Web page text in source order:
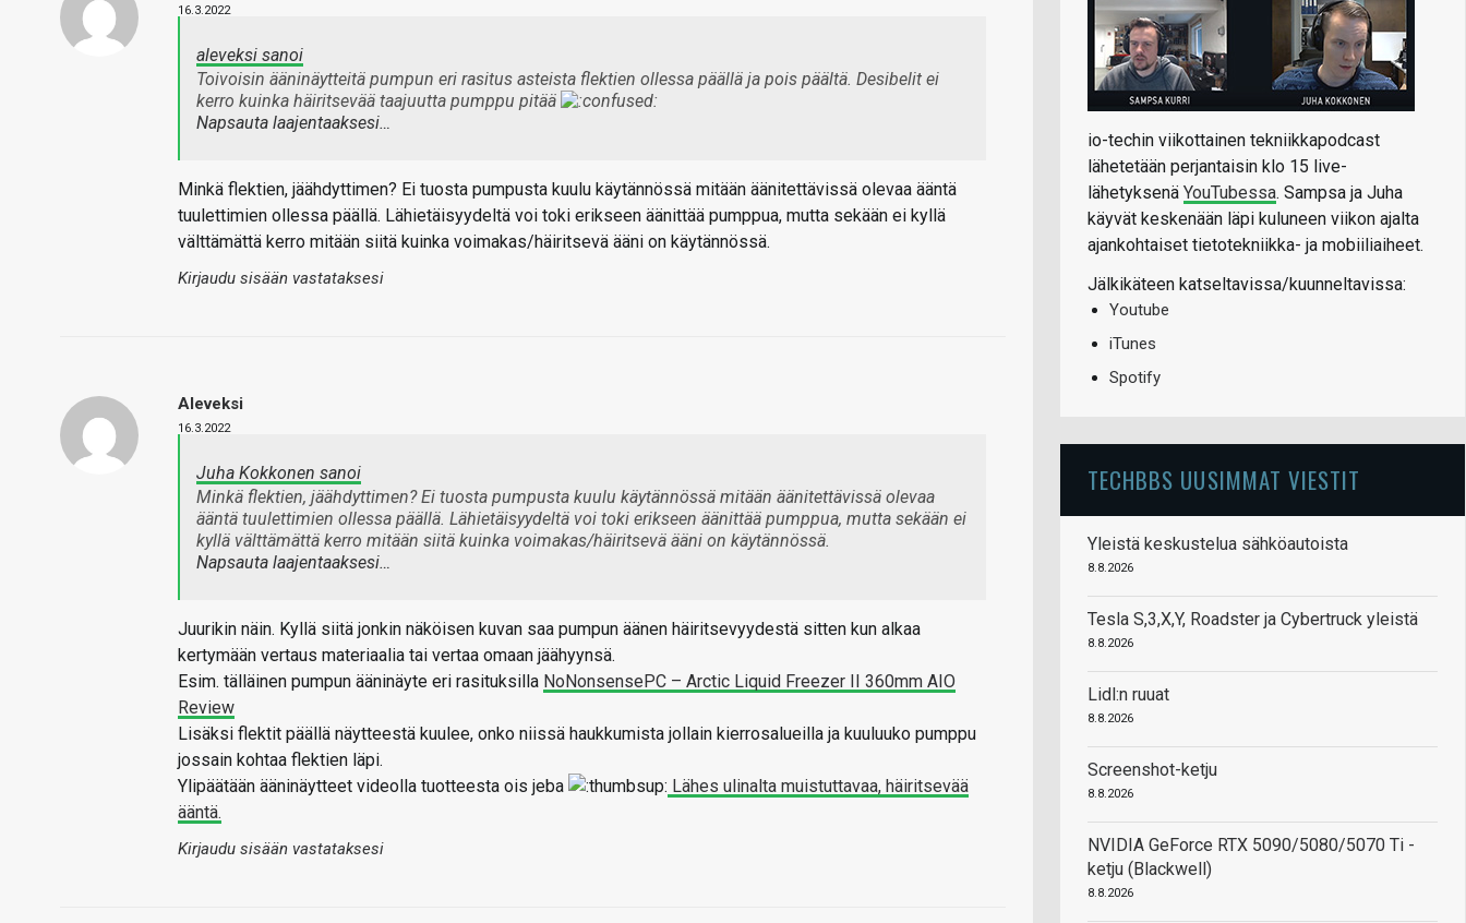
16.3.2022
aleveksi sanoi
Toivoisin ääninäytteitä pumpun eri rasitus asteista flektien ollessa päällä ja pois päältä. Desibelit ei
kerro kuinka häiritsevää taajuutta pumppu pitää
Napsauta laajentaaksesi…
Minkä flektien, jäähdyttimen? Ei tuosta pumpusta kuulu käytännössä mitään äänitettävissä olevaa ääntä
tuulettimien ollessa päällä. Lähietäisyydeltä voi toki erikseen äänittää pumppua, mutta sekään ei kyllä
välttämättä kerro mitään siitä kuinka voimakas/häiritsevä ääni on käytännössä.
Kirjaudu sisään vastataksesi
Aleveksi
16.3.2022
Juha Kokkonen sanoi
Minkä flektien, jäähdyttimen? Ei tuosta pumpusta kuulu käytännössä mitään äänitettävissä olevaa
ääntä tuulettimien ollessa päällä. Lähietäisyydeltä voi toki erikseen äänittää pumppua, mutta sekään ei
kyllä välttämättä kerro mitään siitä kuinka voimakas/häiritsevä ääni on käytännössä.
Napsauta laajentaaksesi…
Juurikin näin. Kyllä siitä jonkin näköisen kuvan saa pumpun äänen häiritsevyydestä sitten kun alkaa
kertymään vertaus materiaalia tai vertaa omaan jäähyynsä.
Esim. tälläinen pumpun ääninäyte eri rasituksilla NoNonsensePC – Arctic Liquid Freezer II 360mm AIO
Review
Lisäksi flektit päällä näytteestä kuulee, onko niissä haukkumista jollain kierrosalueilla ja kuuluuko pumppu
jossain kohtaa flektien läpi.
Ylipäätään ääninäytteet videolla tuotteesta ois jeba
Lähes ulinalta muistuttavaa, häiritsevää
ääntä.
Kirjaudu sisään vastataksesi
io-techin viikottainen tekniikkapodcast
lähetetään perjantaisin klo 15 live-
lähetyksenä YouTubessa. Sampsa ja Juha
käyvät keskenään läpi kuluneen viikon ajalta
ajankohtaiset tietotekniikka- ja mobiiliaiheet.
Jälkikäteen katseltavissa/kuunneltavissa:
Youtube
iTunes
Spotify
TECHBBS UUSIMMAT VIESTIT
Yleistä keskustelua sähköautoista
8.8.2026
Tesla S,3,X,Y, Roadster ja Cybertruck yleistä
8.8.2026
Lidl:n ruuat
8.8.2026
Screenshot-ketju
8.8.2026
NVIDIA GeForce RTX 5090/5080/5070 Ti -
ketju (Blackwell)
8.8.2026